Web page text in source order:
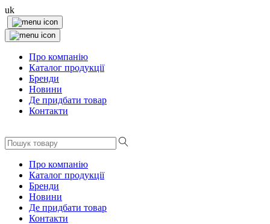
uk
Про компанію
Каталог продукції
Бренди
Новини
Де придбати товар
Контакти
Про компанію
Каталог продукції
Бренди
Новини
Де придбати товар
Контакти